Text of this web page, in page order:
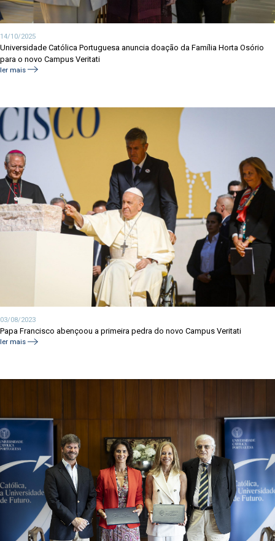
14/10/2025
Universidade Católica Portuguesa anuncia doação da Família Horta Osório
para o novo Campus Veritati
ler mais
03/08/2023
Papa Francisco abençoou a primeira pedra do novo Campus Veritati
ler mais